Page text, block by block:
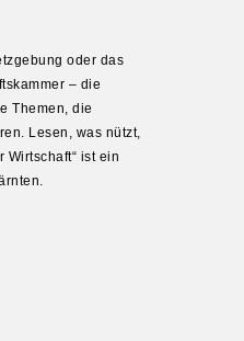
oder das
– die
Themen, die
Lesen, was nützt,
Wirtschaft“ ist ein